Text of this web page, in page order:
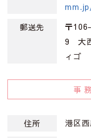
郵送先
〒
9 大
ィゴ
事
住所 港区